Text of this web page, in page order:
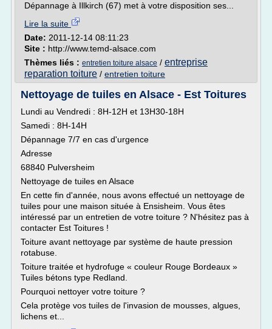
Dépannage à Illkirch (67) met à votre disposition ses...
Lire la suite
Date: 2011-12-14 08:11:23
Site : http://www.temd-alsace.com
Thèmes liés : entretien toiture alsace / entreprise
reparation toiture / entretien toiture
Nettoyage de tuiles en Alsace - Est Toitures
Lundi au Vendredi : 8H-12H et 13H30-18H
Samedi : 8H-14H
Dépannage 7/7 en cas d'urgence
Adresse
68840 Pulversheim
Nettoyage de tuiles en Alsace
En cette fin d'année, nous avons effectué un nettoyage de
tuiles pour une maison située à Ensisheim. Vous êtes
intéressé par un entretien de votre toiture ? N'hésitez pas à
contacter Est Toitures !
Toiture avant nettoyage par système de haute pression
rotabuse.
Toiture traitée et hydrofuge « couleur Rouge Bordeaux »
Tuiles bétons type Redland.
Pourquoi nettoyer votre toiture ?
Cela protège vos tuiles de l'invasion de mousses, algues,
lichens et...